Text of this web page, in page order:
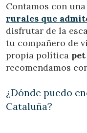
Contamos con
rurales que
disfrutar de la
tu compañero de
propia política
recomendamos
¿Dónde puedo
Cataluña?